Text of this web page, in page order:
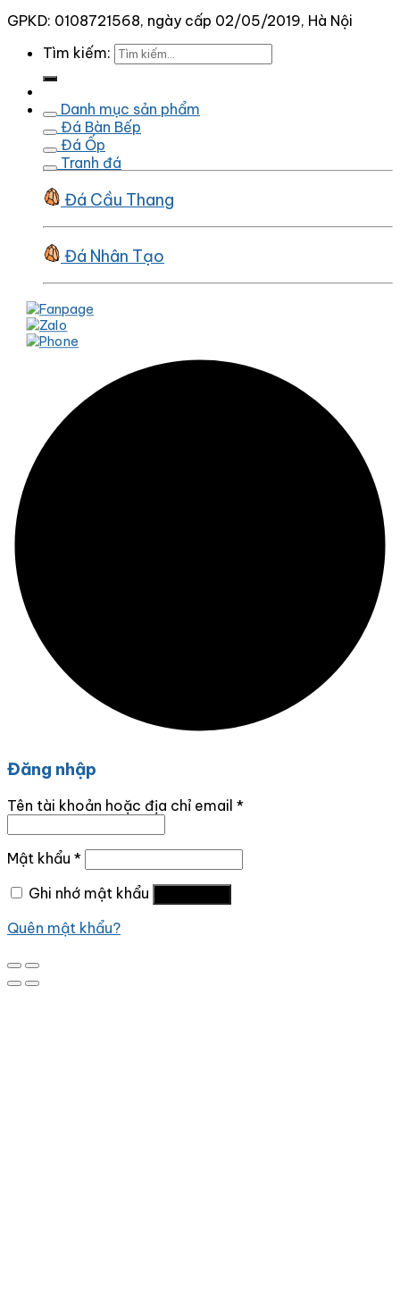
GPKD: 0108721568, ngày cấp 02/05/2019, Hà Nội
Tìm kiếm:
Danh mục sản phẩm
Đá Bàn Bếp
Đá Ốp
Tranh đá
Đá Cầu Thang
Đá Nhân Tạo
Đăng nhập
Tên tài khoản hoặc địa chỉ email *
Mật khẩu *
Ghi nhớ mật khẩu
Quên mật khẩu?